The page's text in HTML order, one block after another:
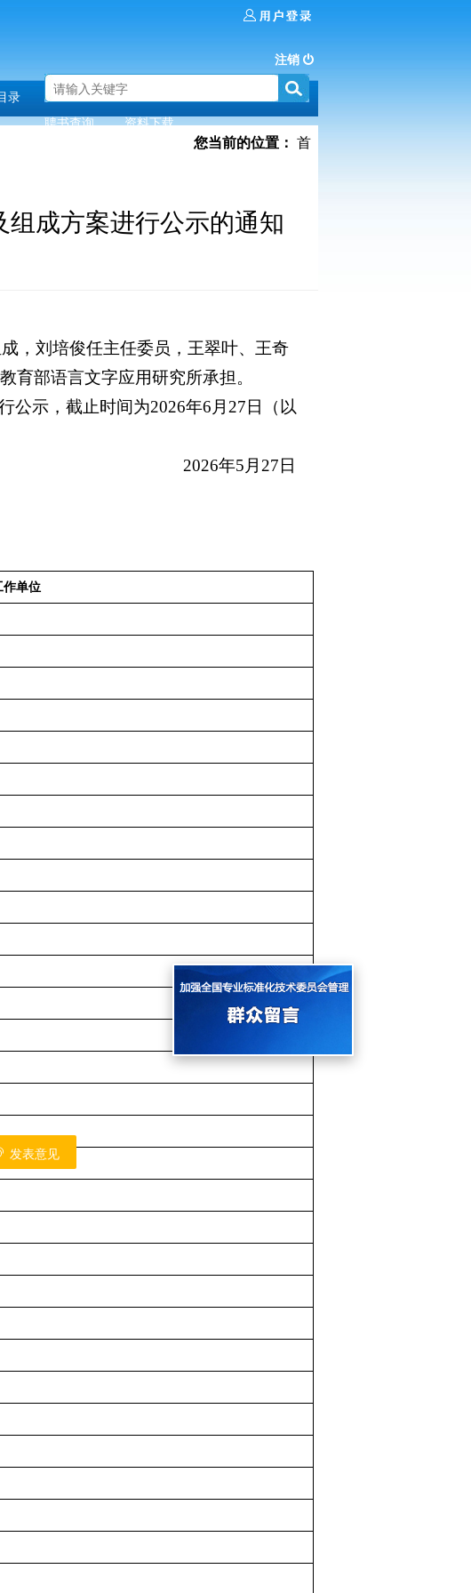
注销
录
聘书查询
资料下载
您当前的位置： 首
成方案进行公示的通知
，刘培俊任主任委员，王翠叶、王奇
育部语言文字应用研究所承担。
公示，截止时间为2026年6月27日（以
年5月27日
发表意见
作单位